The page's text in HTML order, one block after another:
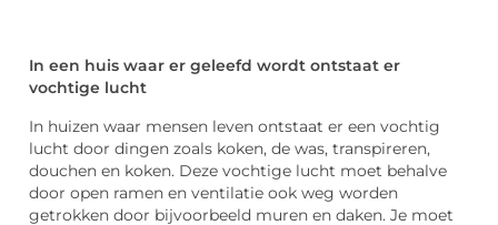
In een huis waar er geleefd wordt ontstaat er
vochtige lucht
In huizen waar mensen leven ontstaat er een vochtig
lucht door dingen zoals koken, de was, transpireren,
douchen en koken. Deze vochtige lucht moet behalve
door open ramen en ventilatie ook weg worden
getrokken door bijvoorbeeld muren en daken. Je moet